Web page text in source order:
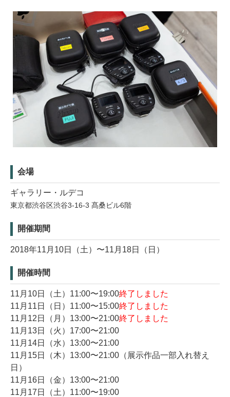
会場
ギャラリー・ルデコ
東京都渋谷区渋谷3-16-3 髙桑ビル6階
開催期間
2018年11月10日（土）〜11月18日（日）
開催時間
11月10日（土）11:00〜19:00終了しました
11月11日（日）11:00〜15:00終了しました
11月12日（月）13:00〜21:00終了しました
11月13日（火）17:00〜21:00
11月14日（水）13:00〜21:00
11月15日（木）13:00〜21:00（展示作品一部入れ替え
日）
11月16日（金）13:00〜21:00
11月17日（土）11:00〜19:00